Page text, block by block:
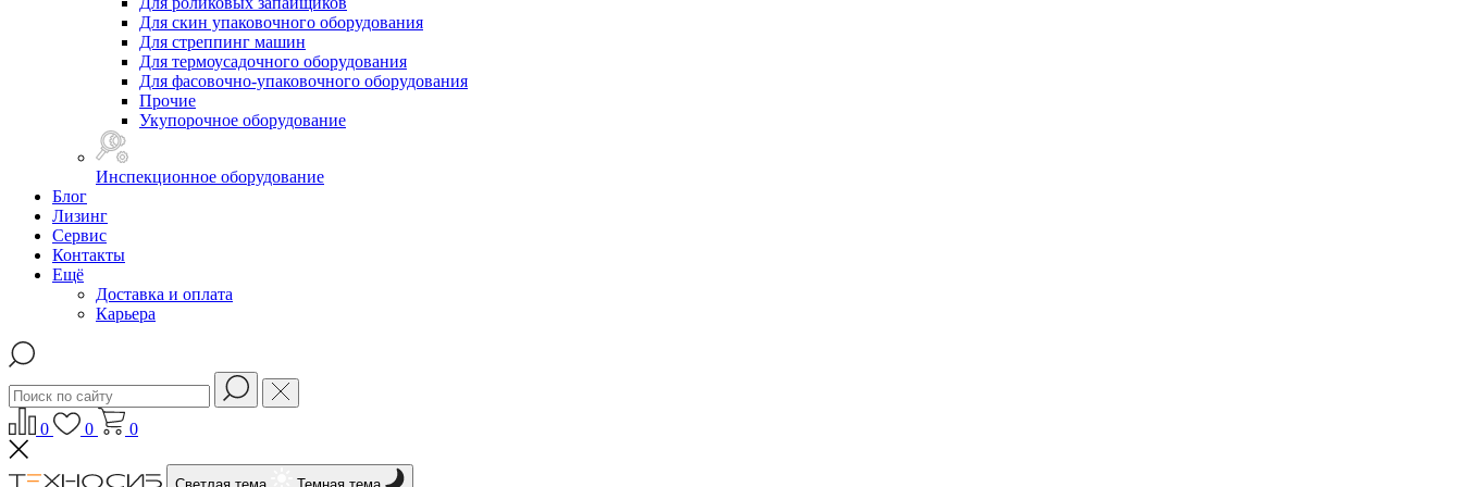
Для скин упаковочного оборудования
Для стреппинг машин
Для термоусадочного оборудования
Для фасовочно-упаковочного оборудования
Прочие
Укупорочное оборудование
Инспекционное оборудование
Блог
Лизинг
Сервис
Контакты
Ещё
Доставка и оплата
Карьера
0 0 0